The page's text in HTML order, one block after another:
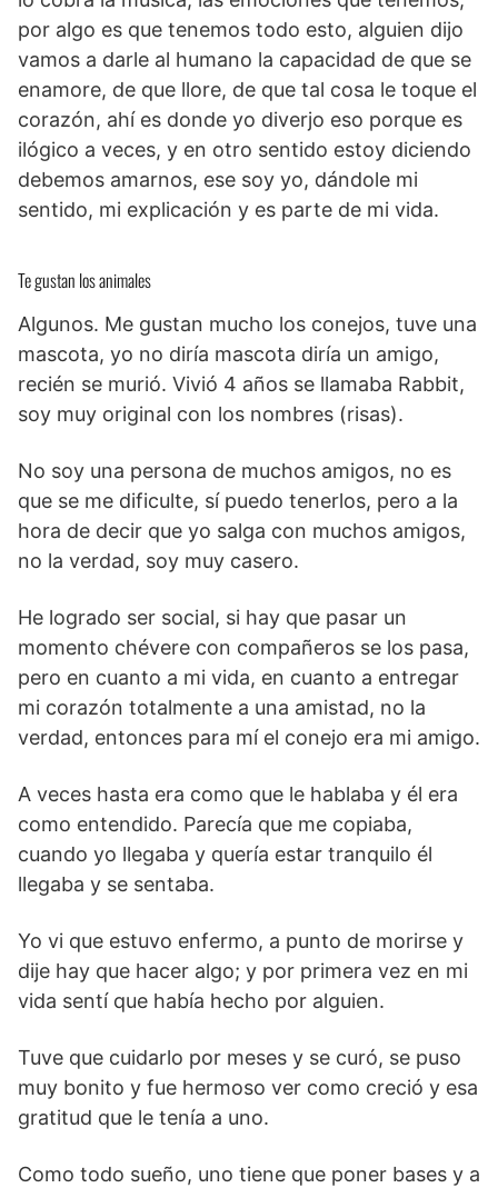
por algo es que tenemos todo esto, alguien dijo
vamos a darle al humano la capacidad de que se
enamore, de que llore, de que tal cosa le toque el
corazón, ahí es donde yo diverjo eso porque es
ilógico a veces, y en otro sentido estoy diciendo
debemos amarnos, ese soy yo, dándole mi
sentido, mi explicación y es parte de mi vida.
Te gustan los animales
Algunos. Me gustan mucho los conejos, tuve una
mascota, yo no diría mascota diría un amigo,
recién se murió. Vivió 4 años se llamaba Rabbit,
soy muy original con los nombres (risas).
No soy una persona de muchos amigos, no es
que se me dificulte, sí puedo tenerlos, pero a la
hora de decir que yo salga con muchos amigos,
no la verdad, soy muy casero.
He logrado ser social, si hay que pasar un
momento chévere con compañeros se los pasa,
pero en cuanto a mi vida, en cuanto a entregar
mi corazón totalmente a una amistad, no la
verdad, entonces para mí el conejo era mi amigo.
A veces hasta era como que le hablaba y él era
como entendido. Parecía que me copiaba,
cuando yo llegaba y quería estar tranquilo él
llegaba y se sentaba.
Yo vi que estuvo enfermo, a punto de morirse y
dije hay que hacer algo; y por primera vez en mi
vida sentí que había hecho por alguien.
Tuve que cuidarlo por meses y se curó, se puso
muy bonito y fue hermoso ver como creció y esa
gratitud que le tenía a uno.
Como todo sueño, uno tiene que poner bases y a